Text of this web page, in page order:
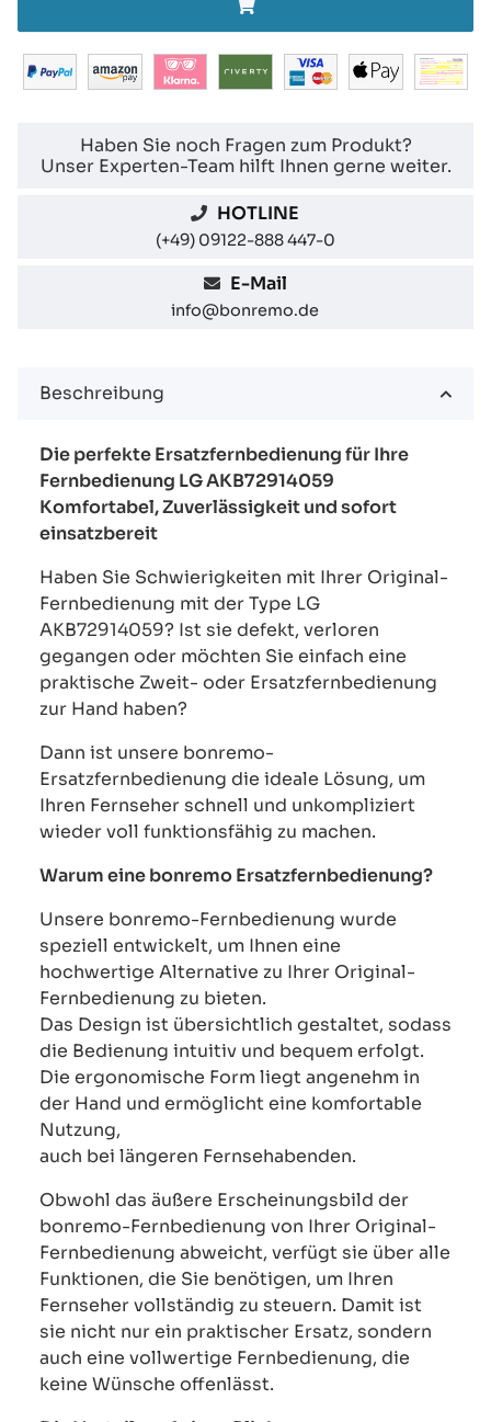
Haben Sie noch Fragen zum Produkt?
Unser Experten-Team hilft Ihnen gerne weiter.
HOTLINE
(+49) 09122-888 447-0
E-Mail
info@bonremo.de
Beschreibung
Die perfekte Ersatzfernbedienung für Ihre
Fernbedienung LG AKB72914059
Komfortabel, Zuverlässigkeit und sofort
einsatzbereit
Haben Sie Schwierigkeiten mit Ihrer Original-
Fernbedienung mit der Type LG
AKB72914059? Ist sie defekt, verloren
gegangen oder möchten Sie einfach eine
praktische Zweit- oder Ersatzfernbedienung
zur Hand haben?
Dann ist unsere bonremo-
Ersatzfernbedienung die ideale Lösung, um
Ihren Fernseher schnell und unkompliziert
wieder voll funktionsfähig zu machen.
Warum eine bonremo Ersatzfernbedienung?
Unsere bonremo-Fernbedienung wurde
speziell entwickelt, um Ihnen eine
hochwertige Alternative zu Ihrer Original-
Fernbedienung zu bieten.
Das Design ist übersichtlich gestaltet, sodass
die Bedienung intuitiv und bequem erfolgt.
Die ergonomische Form liegt angenehm in
der Hand und ermöglicht eine komfortable
Nutzung,
auch bei längeren Fernsehabenden.
Obwohl das äußere Erscheinungsbild der
bonremo-Fernbedienung von Ihrer Original-
Fernbedienung abweicht, verfügt sie über alle
Funktionen, die Sie benötigen, um Ihren
Fernseher vollständig zu steuern. Damit ist
sie nicht nur ein praktischer Ersatz, sondern
auch eine vollwertige Fernbedienung, die
keine Wünsche offenlässt.